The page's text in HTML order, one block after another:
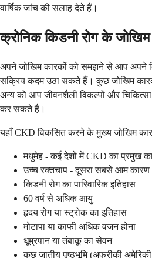
वार्षिक जांच की सलाह देते हैं।
क्रोनिक किडनी रोग के
अपने जोखिम कारकों को समझने से आप अपने
सक्रिय कदम उठा सकते हैं। कुछ जोखिम
अन्य को आप जीवनशैली विकल्पों और
कर सकते हैं।
यहाँ CKD विकसित करने के मुख्य जोखिम
मधुमेह - कई देशों में CKD का प्रमुख
उच्च रक्तचाप - दूसरा सबसे आम कारण
किडनी रोग का पारिवारिक इतिहास
60 वर्ष से अधिक आयु
हृदय रोग या स्ट्रोक का इतिहास
मोटापा या काफी अधिक वजन होना
धूम्रपान या तंबाकू का सेवन
कुछ जातीय पृष्ठभूमि (अफ्रीकी